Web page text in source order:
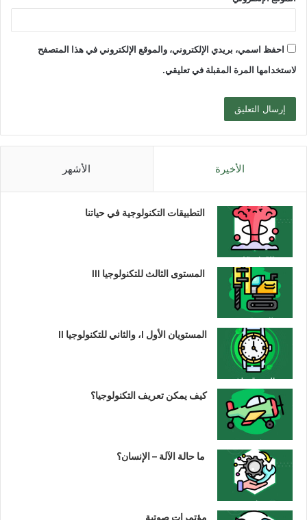
احفظ اسمي، بريدي الإلكتروني، والموقع الإلكتروني في هذا المتصفح
لاستخدامها المرة المقبلة في تعليقي.
الأخيرة الأشهر
التطبيقات التكنولوجية في حياتنا
المستوى الثالث للتكنولوجيا III
المستويان الأول I، والثاني للتكنولوجيا II
كيف يمكن تعريف التكنولوجيا؟
ما حالة الآلة – الإنسان؟
مؤتمرات صوتية